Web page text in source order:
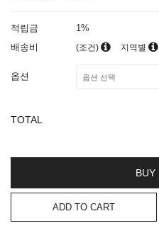
적립금
1%
배송비
(조건) 지역별
옵션
TOTAL
BUY
ADD TO CART